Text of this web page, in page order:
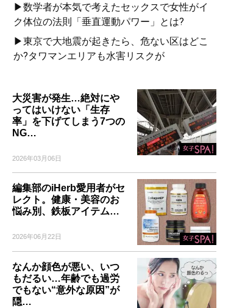
▶数学者が本気で考えたセックスで女性がイ
ク体位の法則「垂直運動パワー」とは?
▶東京で大地震が起きたら、危ない区はどこ
か?タワマンエリアも水害リスクが
大災害が発生…絶対にや
ってはいけない「生存
率」を下げてしまう7つの
NG…
2026年03月06日
編集部のiHerb愛用者がセ
レクト。健康・美容のお
悩み別、鉄板アイテム…
2026年06月22日
なんか顔色が悪い、いつ
もだるい…年齢でも過労
でもない“意外な原因”が
隠…